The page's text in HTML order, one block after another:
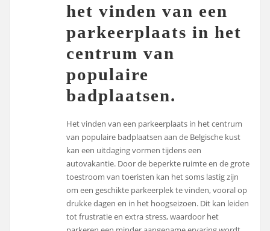
het vinden van een
parkeerplaats in het
centrum van
populaire
badplaatsen.
Het vinden van een parkeerplaats in het centrum
van populaire badplaatsen aan de Belgische kust
kan een uitdaging vormen tijdens een
autovakantie. Door de beperkte ruimte en de grote
toestroom van toeristen kan het soms lastig zijn
om een geschikte parkeerplek te vinden, vooral op
drukke dagen en in het hoogseizoen. Dit kan leiden
tot frustratie en extra stress, waardoor het